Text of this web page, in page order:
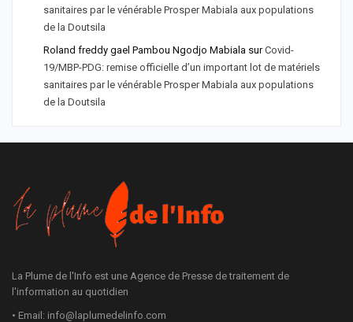
sanitaires par le vénérable Prosper Mabiala aux populations
de la Doutsila
Roland freddy gael Pambou Ngodjo Mabiala surCovid-
19/MBP-PDG: remise officielle d’un important lot de matériels
sanitaires par le vénérable Prosper Mabiala aux populations
de la Doutsila
La Plume de l'Info est une Agence de Presse de traitement de
l'information au quotidien
• Email: info@laplumedelinfo.com